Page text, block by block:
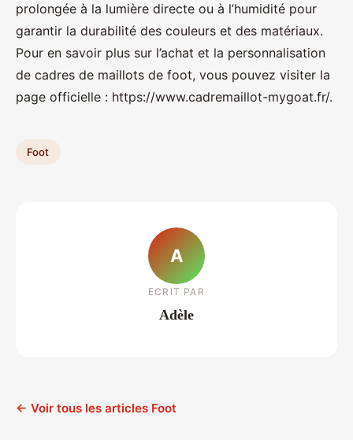
prolongée à la lumière directe ou à l’humidité pour
garantir la durabilité des couleurs et des matériaux.
Pour en savoir plus sur l’achat et la personnalisation
de cadres de maillots de foot, vous pouvez visiter la
page officielle : https://www.cadremaillot-mygoat.fr/.
Foot
A
ECRIT PAR
Adèle
← Voir tous les articles Foot